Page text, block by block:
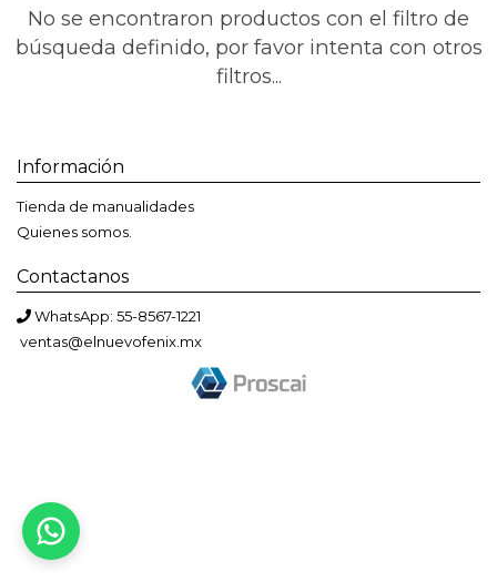
No se encontraron productos con el filtro de
búsqueda definido, por favor intenta con otros
filtros...
Información
Tienda de manualidades
Quienes somos.
Contactanos
WhatsApp: 55-8567-1221
ventas@elnuevofenix.mx
Bienvenido a El Nuevo Fénix
Solemos responder en menos de una hora